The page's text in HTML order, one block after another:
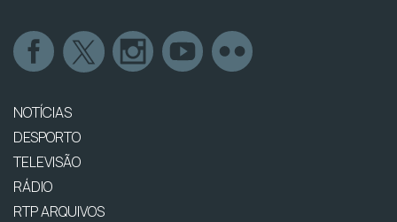
NOTÍCIAS
DESPORTO
TELEVISÃO
RÁDIO
RTP ARQUIVOS